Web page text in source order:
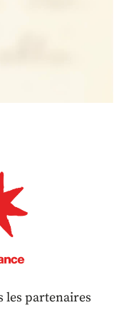
les partenaires